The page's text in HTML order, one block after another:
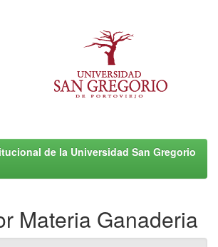
de la Universidad San Gregorio
Materia Ganaderia